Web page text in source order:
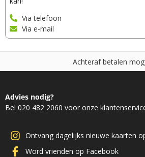
Via telefoon
Via e-mail
Achteraf betalen mog
Advies nodig?
Bel 020 482 2060 voor onze
Ontvang dagelijks nieuwe kaarten
Word vrienden op Facebook